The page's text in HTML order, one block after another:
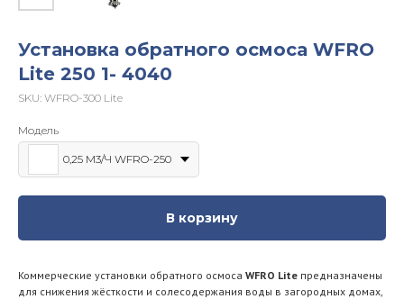
Установка обратного осмоса WFRO
Lite 250 1- 4040
SKU: WFRO-300 Lite
Модель
0,25 М3/Ч WFRO-250
В корзину
Коммерческие установки обратного осмоса WFRO Lite предназначены
для снижения жёсткости и солесодержания воды в загородных домах,